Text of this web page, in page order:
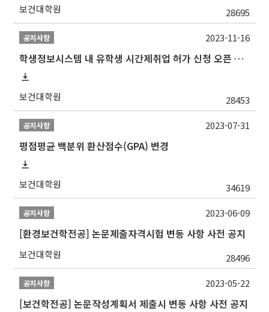
보건대학원 28695
공지사항
학생정보시스템 내 유학생 시간제취업 허가 신청 오픈 안내
보건대학원 28453
2023-11-16
공지사항
평점평균 백분위 환산점수(GPA) 변경
보건대학원 34619
2023-07-31
공지사항
[환경보건학전공] 논문제출자격시험 변동 사항 사전 공지
보건대학원 28496
2023-06-09
공지사항
[보건학전공] 논문작성계획서 제출시 변동 사항 사전 공지
2023-05-22